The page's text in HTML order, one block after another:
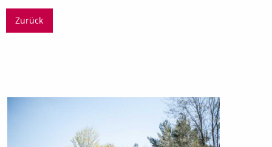
Zurück